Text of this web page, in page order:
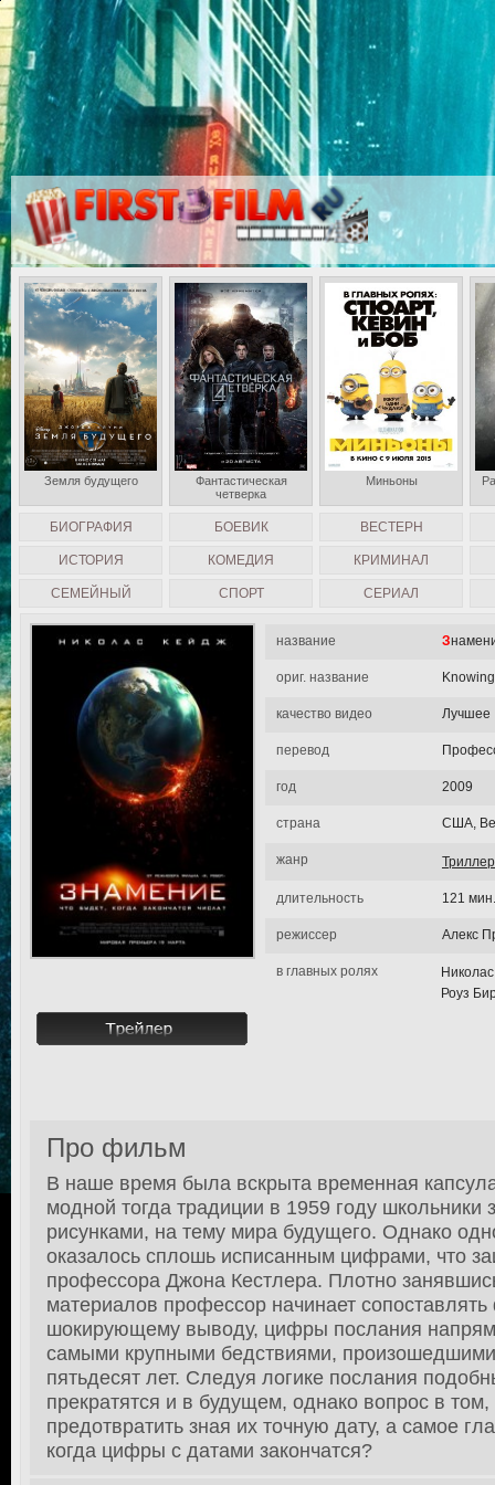
название
ориг. название Knowing
качество видео Лучшее
перевод
год 2009
страна США,
жанр Триллер
длительность 121 мин.
режиссер Алекс
в главных ролях
Роуз
Про фильм
В наше время была вскрыта временная
модной тогда традиции в 1959 году школьники
рисунками, на тему мира будущего. Однако
оказалось сплошь исписанным цифрами, что
профессора Джона Кестлера. Плотно
материалов профессор начинает
шокирующему выводу, цифры послания
самыми крупными бедствиями,
пятьдесят лет. Следуя логике послания
прекратятся и в будущем, однако вопрос в
предотвратить зная их точную дату, а самое
когда цифры с датами закончатся?
БИОГРАФИЯ БОЕВИК ВЕСТЕРН
ИСТОРИЯ КОМЕДИЯ КРИМИНАЛ
СЕМЕЙНЫЙ СПОРТ СЕРИАЛ
Земля будущего
Фантастическая
четверка
Миньоны